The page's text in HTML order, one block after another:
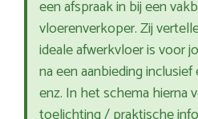
een afspraak in bij een
vloerenverkoper. Zij
ideale afwerkvloer is voor
na een aanbieding
enz. In het schema hierna